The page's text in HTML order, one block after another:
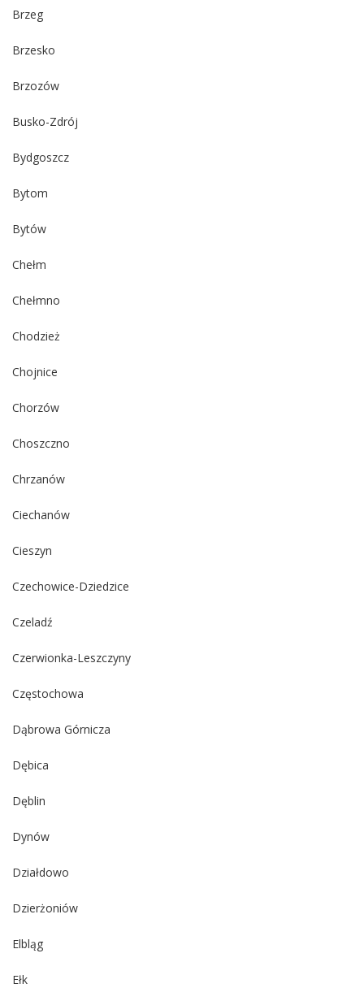
Brzeg
Brzesko
Brzozów
Busko-Zdrój
Bydgoszcz
Bytom
Bytów
Chełm
Chełmno
Chodzież
Chojnice
Chorzów
Choszczno
Chrzanów
Ciechanów
Cieszyn
Czechowice-Dziedzice
Czeladź
Czerwionka-Leszczyny
Częstochowa
Dąbrowa Górnicza
Dębica
Dęblin
Dynów
Działdowo
Dzierżoniów
Elbląg
Ełk